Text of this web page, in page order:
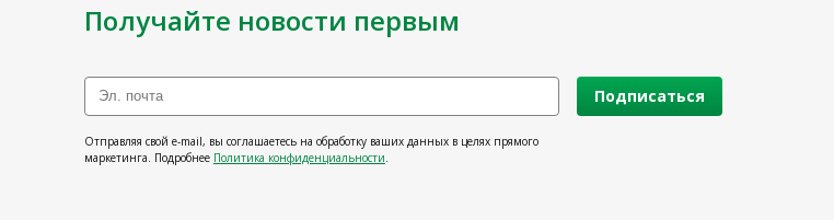
Получайте новости первым
Подписаться
Отправляя свой e-mail, вы соглашаетесь на обработку ваших данных в целях прямого
маркетинга. Подробнее Политика конфиденциальности